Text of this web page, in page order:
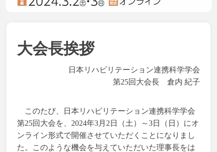
大会長挨拶
日本リハビリテーション連携科学学会
第25回大会長 倉内 紀子
このたび、日本リハビリテーション連携科学学会
第25回大会を、2024年3月2日（土）～3日（日）にオ
ンライン形式で開催させていただくことになりまし
た。このような機会を与えていただいた理事長をは